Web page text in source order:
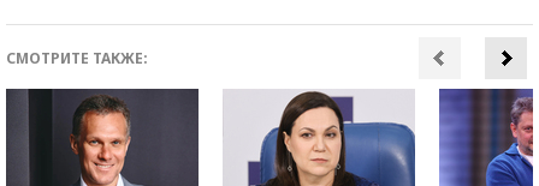
СМОТРИТЕ ТАКЖЕ: